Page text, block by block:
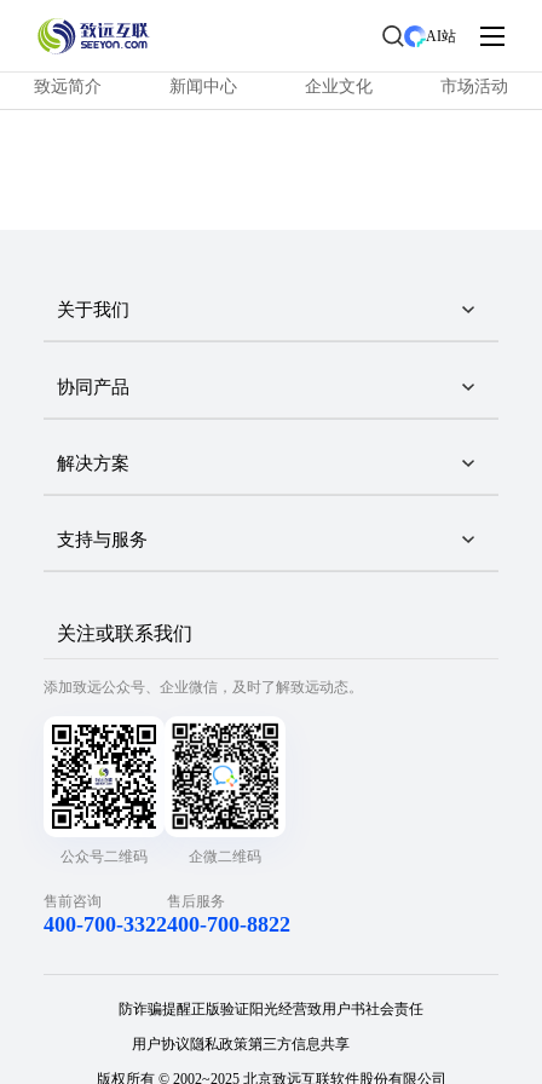
AI站
首页>了解致远> 新闻中心
致远简介 新闻中心 企业文化 市场活动
关于我们
协同产品
解决方案
支持与服务
关注或联系我们
添加致远公众号、企业微信，及时了解致远动态。
公众号二维码 企微二维码
售前咨询
400-700-3322
售后服务
400-700-8822
防诈骗提醒正版验证阳光经营致用户书社会责任
用户协议隐私政策第三方信息共享
版权所有 © 2002~2025 北京致远互联软件股份有限公司